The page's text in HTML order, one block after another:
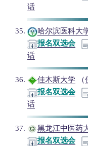
话
哈尔滨医科大
报名双选会
话
佳木斯大学 （
报名双选会
话
黑龙江中医药
报名双选会